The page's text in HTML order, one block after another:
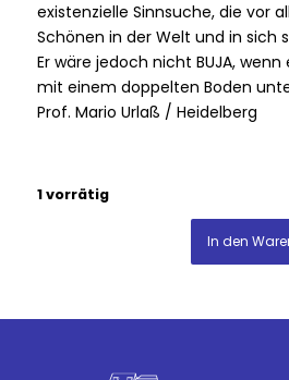
existenzielle Sinnsuche, die vor
Schönen in der Welt und in sich
Er wäre jedoch nicht BUJA,
mit einem doppelten Boden
Prof. Mario Urlaß / Heidelberg
1 vorrätig
In den